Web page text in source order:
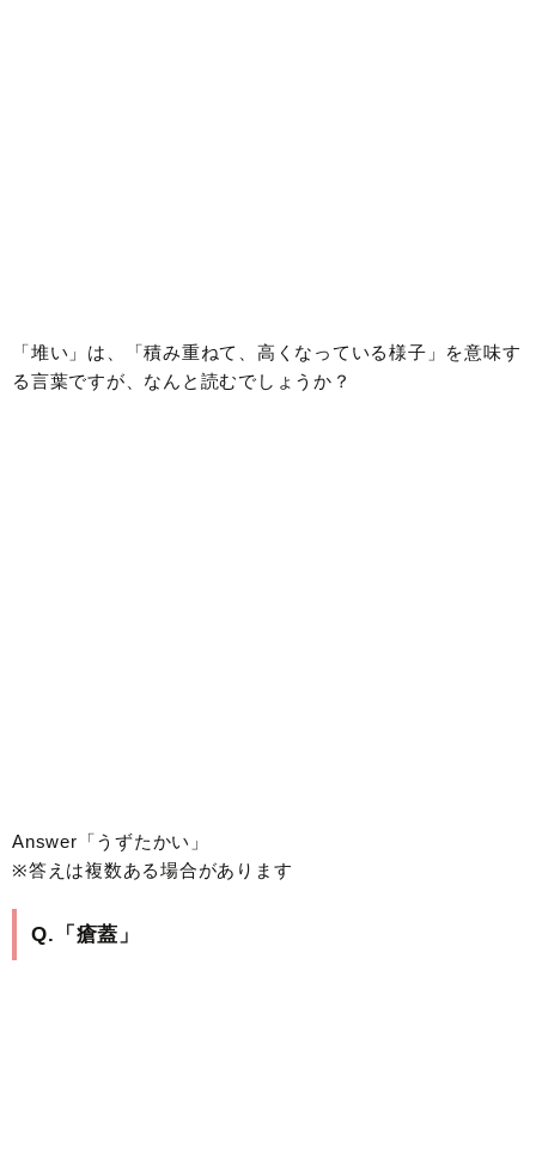
「堆い」は、「積み重ねて、高くなっている様子」を意味す
る言葉ですが、なんと読むでしょうか？
Answer「うずたかい」
※答えは複数ある場合があります
Q.「瘡蓋」